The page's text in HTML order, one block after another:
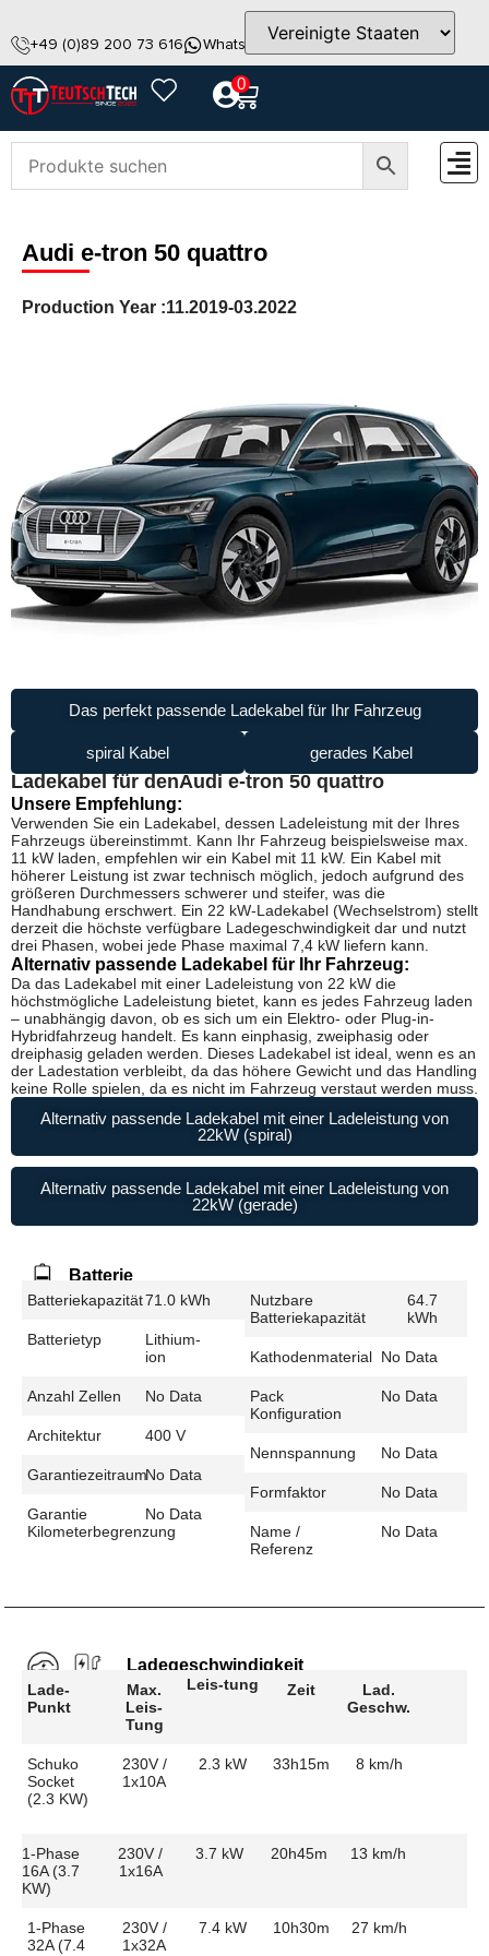
+49 (0)89 200 73 616 WhatsApp info@teutschtech.com
0
Audi e-tron 50 quattro
Production Year :11.2019-03.2022
Das perfekt passende Ladekabel für Ihr Fahrzeug
spiral Kabel gerades Kabel
Ladekabel für denAudi e-tron 50 quattro
Unsere Empfehlung:
Verwenden Sie ein Ladekabel, dessen Ladeleistung mit der Ihres
Fahrzeugs übereinstimmt. Kann Ihr Fahrzeug beispielsweise max.
11 kW laden, empfehlen wir ein Kabel mit 11 kW. Ein Kabel mit
höherer Leistung ist zwar technisch möglich, jedoch aufgrund des
größeren Durchmessers schwerer und steifer, was die
Handhabung erschwert. Ein 22 kW-Ladekabel (Wechselstrom) stellt
derzeit die höchste verfügbare Ladegeschwindigkeit dar und nutzt
drei Phasen, wobei jede Phase maximal 7,4 kW liefern kann.
Alternativ passende Ladekabel für Ihr Fahrzeug:
Da das Ladekabel mit einer Ladeleistung von 22 kW die
höchstmögliche Ladeleistung bietet, kann es jedes Fahrzeug laden
– unabhängig davon, ob es sich um ein Elektro- oder Plug-in-
Hybridfahrzeug handelt. Es kann einphasig, zweiphasig oder
dreiphasig geladen werden. Dieses Ladekabel ist ideal, wenn es an
der Ladestation verbleibt, da das höhere Gewicht und das Handling
keine Rolle spielen, da es nicht im Fahrzeug verstaut werden muss.
Alternativ passende Ladekabel mit einer Ladeleistung von
22kW (spiral)
Alternativ passende Ladekabel mit einer Ladeleistung von
22kW (gerade)
Batterie
Batteriekapazität71.0 kWh
Batterietyp
Lithium-
ion
Anzahl Zellen No Data
Architektur 400 V
GarantiezeitraumNo Data
Garantie
Kilometerbegrenzung
No Data
Nutzbare
Batteriekapazität
64.7
kWh
Kathodenmaterial No Data
Pack
Konfiguration
No Data
Nennspannung No Data
Formfaktor No Data
Name /
Referenz
No Data
Ladegeschwindigkeit
Lade-
Punkt
Max.
Leis-
Tung
Leis-tung Zeit
Lad.
Geschw.
Schuko
Socket
(2.3 KW)
230V /
1x10A
2.3 kW 33h15m 8 km/h
1-Phase
16A (3.7
KW)
230V /
1x16A
3.7 kW 20h45m 13 km/h
1-Phase
32A (7.4
230V /
1x32A
7.4 kW 10h30m 27 km/h